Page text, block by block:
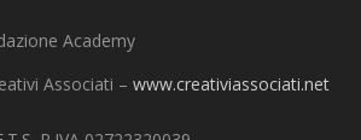
Academy
Associati – www.creativiassociati.net